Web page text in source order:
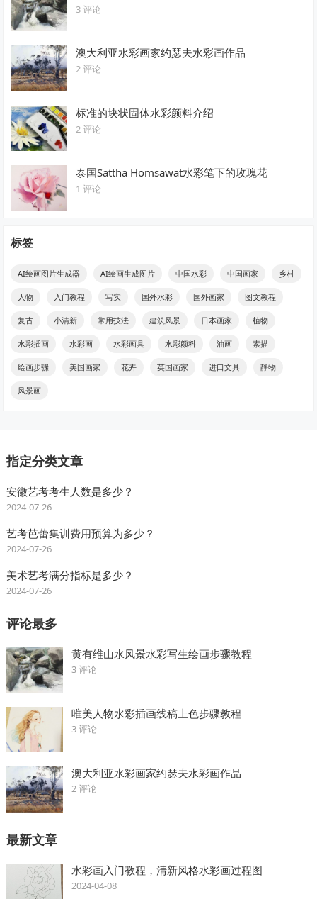
3 评论
澳大利亚水彩画家约瑟夫水彩画作品
2 评论
标准的块状固体水彩颜料介绍
2 评论
泰国Sattha Homsawat水彩笔下的玫瑰花
1 评论
标签
AI绘画图片生成器 AI绘画生成图片 中国水彩 中国画家 乡村
人物 入门教程 写实 国外水彩 国外画家 图文教程
复古 小清新 常用技法 建筑风景 日本画家 植物
水彩插画 水彩画 水彩画具 水彩颜料 油画 素描
绘画步骤 美国画家 花卉 英国画家 进口文具 静物
风景画
指定分类文章
安徽艺考考生人数是多少？
2024-07-26
艺考芭蕾集训费用预算为多少？
2024-07-26
美术艺考满分指标是多少？
2024-07-26
评论最多
黄有维山水风景水彩写生绘画步骤教程
3 评论
唯美人物水彩插画线稿上色步骤教程
3 评论
澳大利亚水彩画家约瑟夫水彩画作品
2 评论
最新文章
水彩画入门教程，清新风格水彩画过程图
2024-04-08